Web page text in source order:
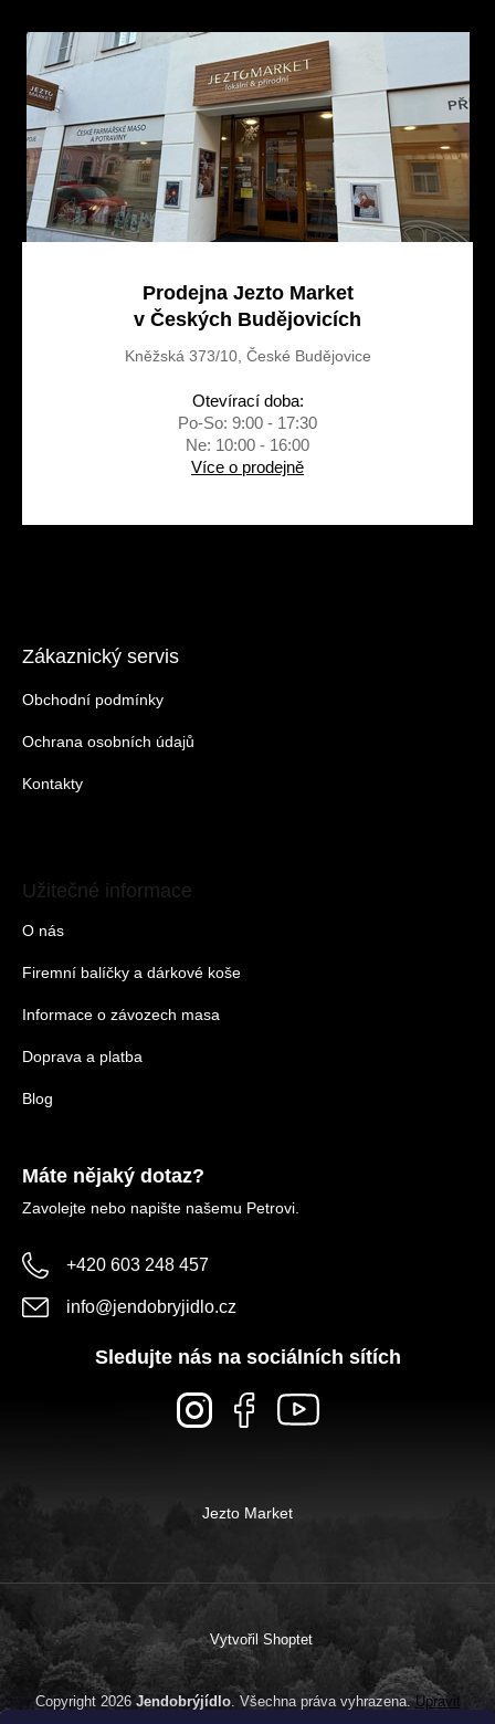
Prodejna Jezto Market
v Českých Budějovicích
Kněžská 373/10, České Budějovice
Otevírací doba:
Po-So: 9:00 - 17:30
Ne: 10:00 - 16:00
Více o prodejně
Zákaznický servis
Obchodní podmínky
Ochrana osobních údajů
Kontakty
Užitečné informace
O nás
Firemní balíčky a dárkové koše
Informace o závozech masa
Doprava a platba
Blog
Máte nějaký dotaz?
Zavolejte nebo napište našemu Petrovi.
+420 603 248 457
info@jendobryjidlo.cz
Sledujte nás na sociálních sítích
Jezto Market
Vytvořil Shoptet
Copyright 2026 Jendobrýjídlo. Všechna práva vyhrazena.Upravit